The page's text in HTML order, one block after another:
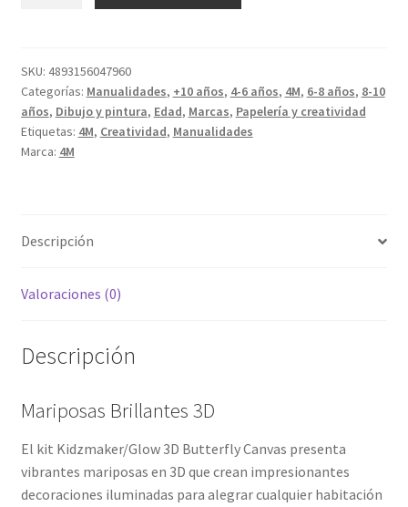
SKU: 4893156047960
Categorías: Manualidades, +10 años, 4-6 años, 4M, 6-8 años, 8-10
años, Dibujo y pintura, Edad, Marcas, Papelería y creatividad
Etiquetas: 4M, Creatividad, Manualidades
Marca: 4M
Descripción
Valoraciones (0)
Descripción
Mariposas Brillantes 3D
El kit Kidzmaker/Glow 3D Butterfly Canvas presenta
vibrantes mariposas en 3D que crean impresionantes
decoraciones iluminadas para alegrar cualquier habitación